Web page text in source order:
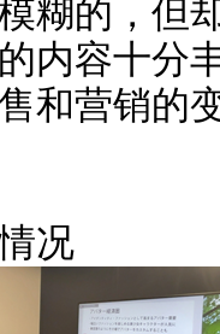
糊的，但
内容十分
和营销的
况